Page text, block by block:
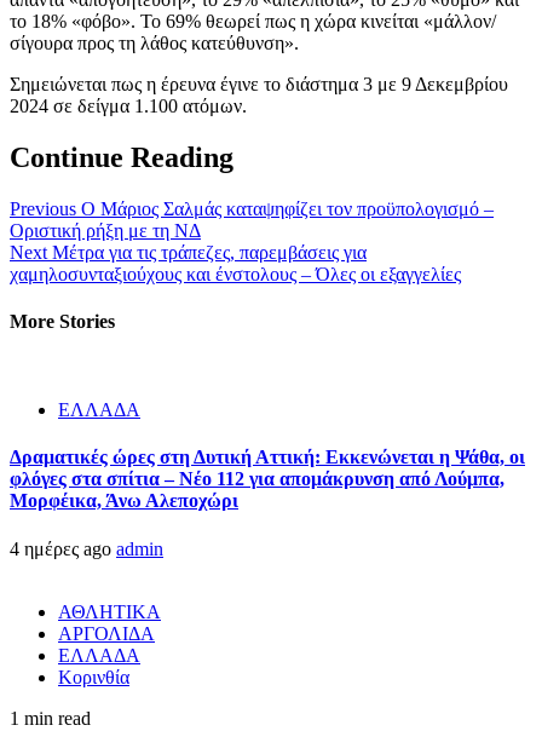
το 18% «φόβο». Το 69% θεωρεί πως η χώρα κινείται «μάλλον/
σίγουρα προς τη λάθος κατεύθυνση».
Σημειώνεται πως η έρευνα έγινε το διάστημα 3 με 9 Δεκεμβρίου
2024 σε δείγμα 1.100 ατόμων.
Continue Reading
Previous O Μάριος Σαλμάς καταψηφίζει τον προϋπολογισμό –
Οριστική ρήξη με τη ΝΔ
Next Μέτρα για τις τράπεζες, παρεμβάσεις για
χαμηλοσυνταξιούχους και ένστολους – Όλες οι εξαγγελίες
More Stories
ΕΛΛΑΔΑ
Δραματικές ώρες στη Δυτική Αττική: Εκκενώνεται η Ψάθα, οι
φλόγες στα σπίτια – Νέο 112 για απομάκρυνση από Λούμπα,
Μορφέικα, Άνω Αλεποχώρι
4 ημέρες ago admin
ΑΘΛΗΤΙΚΑ
ΑΡΓΟΛΙΔΑ
ΕΛΛΑΔΑ
Κορινθία
1 min read